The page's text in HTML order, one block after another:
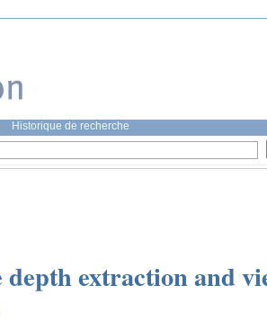
Historique de recherche
depth extraction and